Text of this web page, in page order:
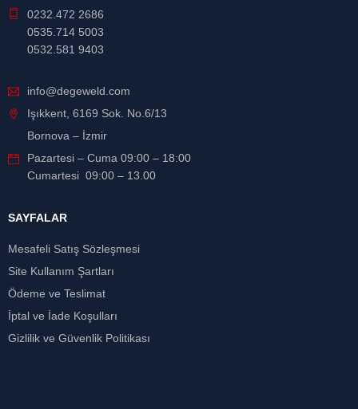
0232.472 2686
0535.714 5003
0532.581 9403
info@degeweld.com
Işıkkent, 6169 Sok. No.6/13
Bornova – İzmir
Pazartesi – Cuma 09:00 – 18:00
Cumartesi 09:00 – 13.00
SAYFALAR
Mesafeli Satış Sözleşmesi
Site Kullanım Şartları
Ödeme ve Teslimat
İptal ve İade Koşulları
Gizlilik ve Güvenlik Politikası